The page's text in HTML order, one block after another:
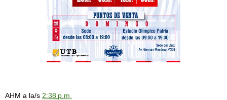
AHM a la/s 2:38 p.m.